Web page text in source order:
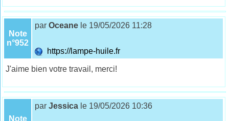
Note
n°952
parOceane le 19/05/2026 11:28
https://lampe-huile.fr
J'aime bien votre travail, merci!
Note
parJessica le 19/05/2026 10:36